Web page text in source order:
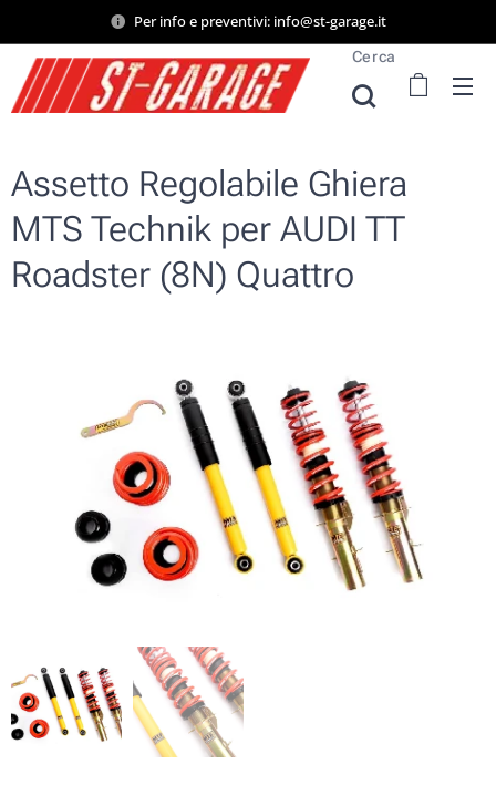
Per info e preventivi: info@st-garage.it
Cerca
Assetto Regolabile Ghiera
MTS Technik per AUDI TT
Roadster (8N) Quattro